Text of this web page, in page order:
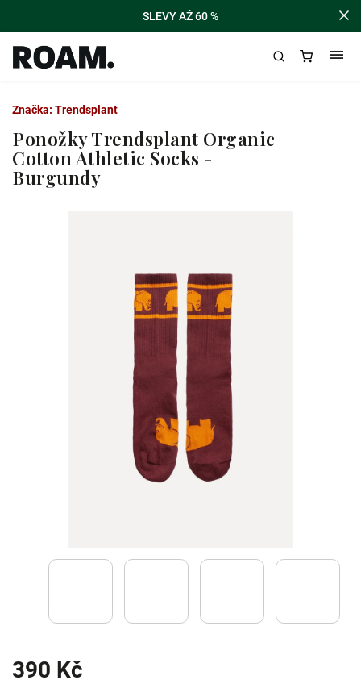
SLEVY AŽ 60 %
Ponožky Trendsplant Organic
Cotton Athletic Socks -
Burgundy
390 Kč
Značka: Trendsplant